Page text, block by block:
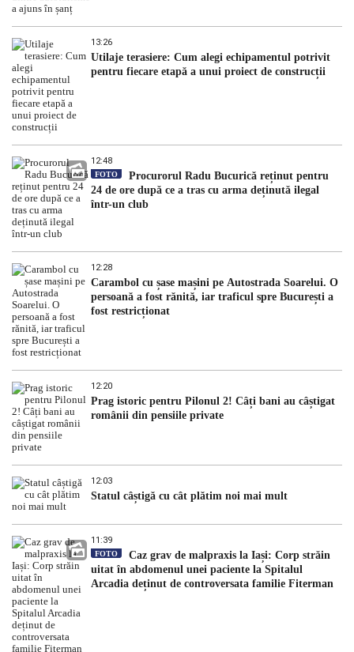
13:26
Utilaje terasiere: Cum alegi echipamentul potrivit
pentru fiecare etapă a unui proiect de construcții
12:48
FOTO
Procurorul Radu Bucurică reținut pentru
24 de ore după ce a tras cu arma deținută ilegal
într-un club
12:28
Carambol cu șase mașini pe Autostrada Soarelui. O
persoană a fost rănită, iar traficul spre București a
fost restricționat
12:20
Prag istoric pentru Pilonul 2! Câți bani au câștigat
românii din pensiile private
12:03
Statul câștigă cu cât plătim noi mai mult
11:39
FOTO
Caz grav de malpraxis la Iași: Corp străin
uitat în abdomenul unei paciente la Spitalul
Arcadia deținut de controversata familie Fiterman